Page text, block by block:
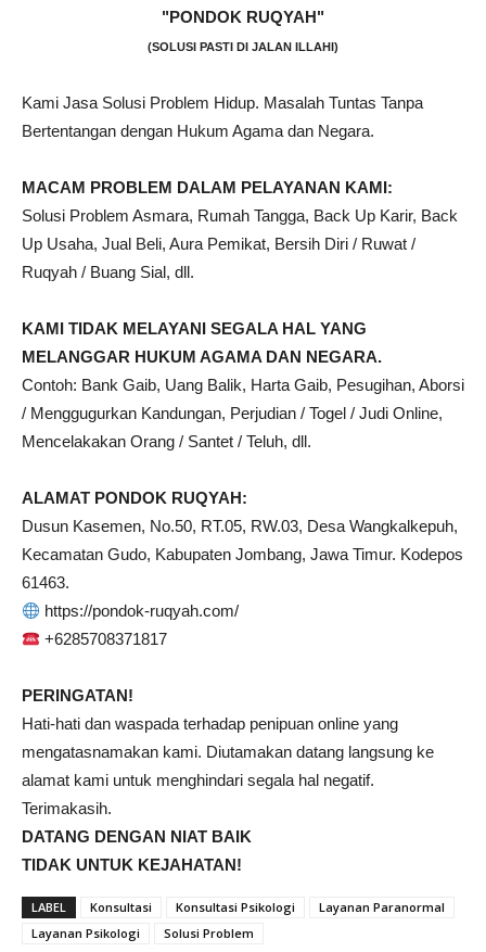
"PONDOK RUQYAH"
(SOLUSI PASTI DI JALAN ILLAHI)
Kami Jasa Solusi Problem Hidup. Masalah Tuntas Tanpa
Bertentangan dengan Hukum Agama dan Negara.
MACAM PROBLEM DALAM PELAYANAN KAMI:
Solusi Problem Asmara, Rumah Tangga, Back Up Karir, Back
Up Usaha, Jual Beli, Aura Pemikat, Bersih Diri / Ruwat /
Ruqyah / Buang Sial, dll.
KAMI TIDAK MELAYANI SEGALA HAL YANG
MELANGGAR HUKUM AGAMA DAN NEGARA.
Contoh: Bank Gaib, Uang Balik, Harta Gaib, Pesugihan, Aborsi
/ Menggugurkan Kandungan, Perjudian / Togel / Judi Online,
Mencelakakan Orang / Santet / Teluh, dll.
ALAMAT PONDOK RUQYAH:
Dusun Kasemen, No.50, RT.05, RW.03, Desa Wangkalkepuh,
Kecamatan Gudo, Kabupaten Jombang, Jawa Timur. Kodepos
61463.
https://pondok-ruqyah.com/
+6285708371817
PERINGATAN!
Hati-hati dan waspada terhadap penipuan online yang
mengatasnamakan kami. Diutamakan datang langsung ke
alamat kami untuk menghindari segala hal negatif.
Terimakasih.
DATANG DENGAN NIAT BAIK
TIDAK UNTUK KEJAHATAN!
LABEL Konsultasi Konsultasi Psikologi
Layanan Paranormal
Layanan Psikologi
Solusi Problem